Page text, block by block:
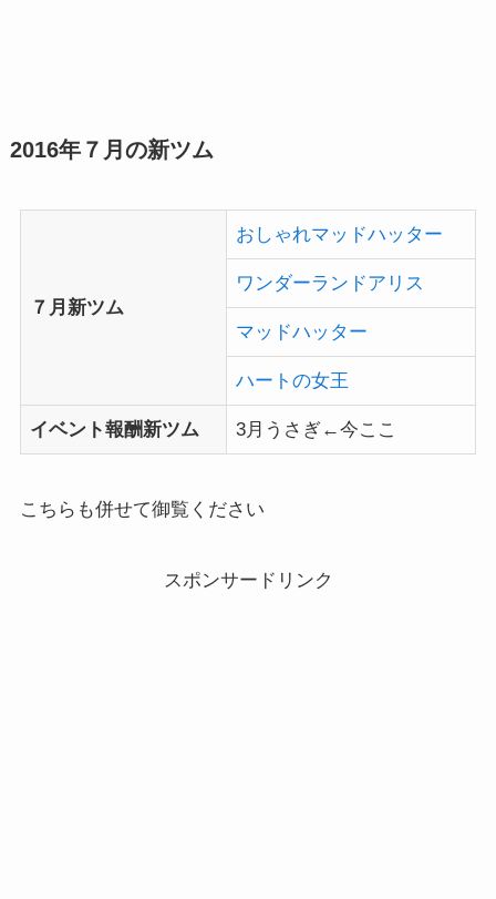
2016年７月の新ツム
７月新ツム
おしゃれマッドハッター
ワンダーランドアリス
マッドハッター
ハートの女王
イベント報酬新ツム 3月うさぎ←今ここ
こちらも併せて御覧ください
スポンサードリンク